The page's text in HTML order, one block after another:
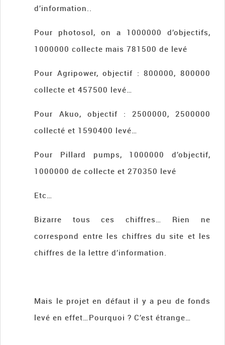
d’information..
Pour photosol, on a 1000000 d’objectifs,
1000000 collecte mais 781500 de levé
Pour Agripower, objectif : 800000, 800000
collecte et 457500 levé…
Pour Akuo, objectif : 2500000, 2500000
collecté et 1590400 levé…
Pour Pillard pumps, 1000000 d’objectif,
1000000 de collecte et 270350 levé
Etc…
Bizarre tous ces chiffres… Rien ne
correspond entre les chiffres du site et les
chiffres de la lettre d’information.
Mais le projet en défaut il y a peu de fonds
levé en effet…Pourquoi ? C’est étrange…